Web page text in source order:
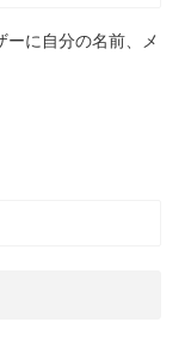
ーに自分の名前、メ